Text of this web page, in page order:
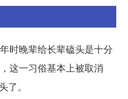
时晚辈给长辈磕头是十分
这一习俗基本上被取消
了。